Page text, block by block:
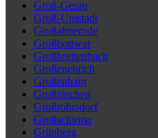
Groß-Gerau
Groß-Umstadt
Großalmerode
Großbottwar
Großbreitenbach
Großenehrich
Großenhain
Großräschen
Großröhrsdorf
Großschirma
Grünberg